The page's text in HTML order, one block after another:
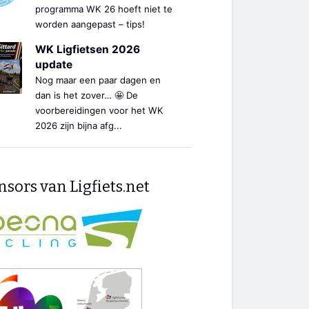
programma WK 26 hoeft niet te
worden aangepast – tips!
WK Ligfietsen 2026
update
Nog maar een paar dagen en
dan is het zover… 🤩 De
voorbereidingen voor het WK
2026 zijn bijna afg...
van Ligfiets.net